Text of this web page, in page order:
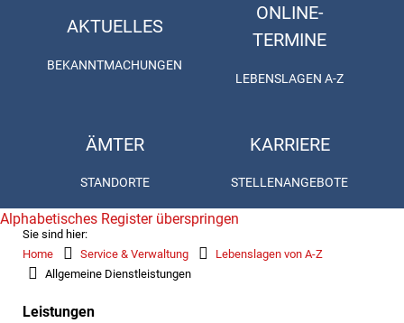
AKTUELLES
BEKANNTMACHUNGEN
ONLINE-
TERMINE
LEBENSLAGEN A-Z
ÄMTER
STANDORTE
KARRIERE
STELLENANGEBOTE
Sie sind hier:
Home
Service & Verwaltung
Lebenslagen von A-Z
Allgemeine Dienstleistungen
Leistungen
Alphabetisches Register überspringen